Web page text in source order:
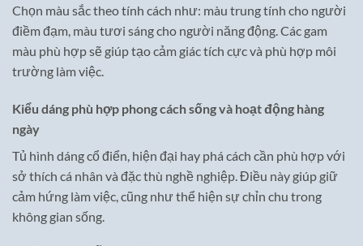
Chọn màu sắc theo tính cách như: màu trung tính cho người
điềm đạm, màu tươi sáng cho người năng động. Các gam
màu phù hợp sẽ giúp tạo cảm giác tích cực và phù hợp môi
trường làm việc.
Kiểu dáng phù hợp phong cách sống và hoạt động hàng
ngày
Tủ hình dáng cổ điển, hiện đại hay phá cách cần phù hợp với
sở thích cá nhân và đặc thù nghề nghiệp. Điều này giúp giữ
cảm hứng làm việc, cũng như thể hiện sự chỉn chu trong
không gian sống.